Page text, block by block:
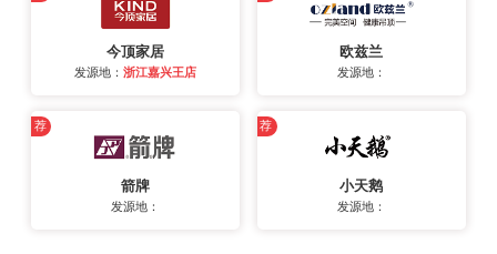
今顶家居
发源地：浙江嘉兴王店
欧兹兰
发源地：
荐
箭牌
发源地：
荐
小天鹅
发源地：